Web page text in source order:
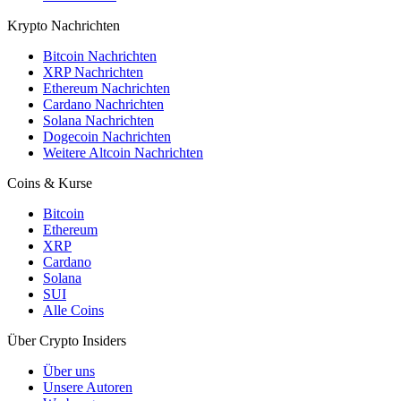
Krypto Nachrichten
Bitcoin Nachrichten
XRP Nachrichten
Ethereum Nachrichten
Cardano Nachrichten
Solana Nachrichten
Dogecoin Nachrichten
Weitere Altcoin Nachrichten
Coins & Kurse
Bitcoin
Ethereum
XRP
Cardano
Solana
SUI
Alle Coins
Über Crypto Insiders
Über uns
Unsere Autoren